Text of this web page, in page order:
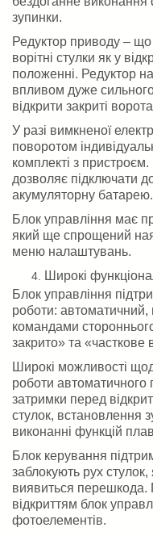
зупинки.
Редуктор приводу – що
ворітні стулки як у
положенні. Редуктор
впливом дуже
відкрити закриті
У разі вимкненої
поворотом
комплекті з
дозволяє підключати
акумуляторну батарею.
Блок управління має
який ще спрощений
меню налаштувань.
Широкі
Блок управління
роботи: автоматичний,
командами
закрито» та «часткове
Широкі можливості
роботи
затримки перед
стулок, встановлення
виконанні функцій
Блок керування
заблокують рух
виявиться
відкриттям блок
фотоелементів.